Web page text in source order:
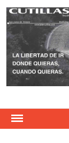
Saltar
contenido